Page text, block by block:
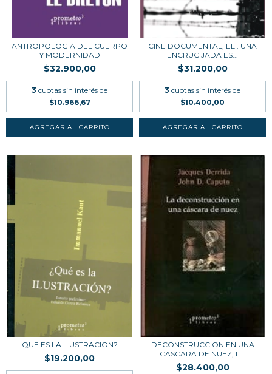
ANTROPOLOGIA DEL CUERPO
Y MODERNIDAD
$32.900,00
3 cuotas sin interés de
$10.966,67
CINE DOCUMENTAL, EL . UNA
ENCRUCIJADA ES...
$31.200,00
3 cuotas sin interés de
$10.400,00
QUE ES LA ILUSTRACION?
$19.200,00
DECONSTRUCCION EN UNA
CASCARA DE NUEZ, L...
$28.400,00